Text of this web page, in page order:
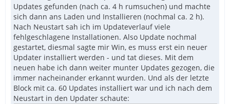
Updates gefunden (nach ca. 4 h rumsuchen) und machte
sich dann ans Laden und Installieren (nochmal ca. 2 h).
Nach Neustart sah ich im Updateverlauf viele
fehlgeschlagene Installationen. Also Update nochmal
gestartet, diesmal sagte mir Win, es muss erst ein neuer
Updater installiert werden - und tat dieses. Mit dem
neuen habe ich dann weiter munter Updates gezogen, die
immer nacheinander erkannt wurden. Und als der letzte
Block mit ca. 60 Updates installiert war und ich nach dem
Neustart in den Updater schaute: